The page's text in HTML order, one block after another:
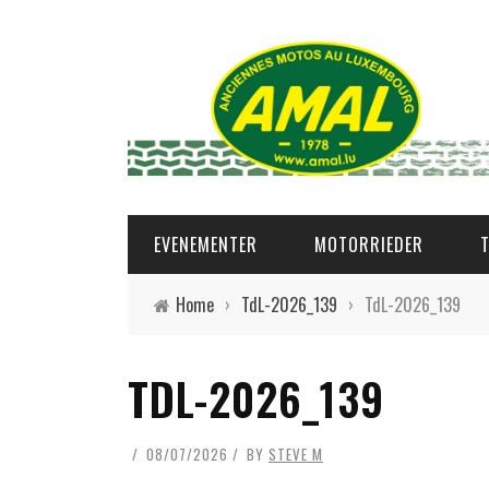
EVENEMENTER MOTORRIEDER
Home › TdL-2026_139 › TdL-2026_139
TDL-2026_139
08/07/2026 BY STEVE M